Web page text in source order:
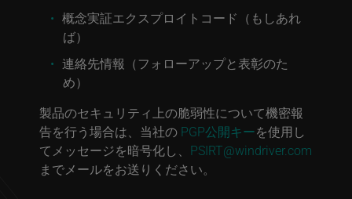
概念実証エクスプロイトコード（もしあれ
ば）
連絡先情報（フォローアップと表彰のた
め）
製品のセキュリティ上の脆弱性について機密報
告を行う場合は、当社の PGP公開キーを使用し
てメッセージを暗号化し、 PSIRT@windriver.com
までメールをお送りください。